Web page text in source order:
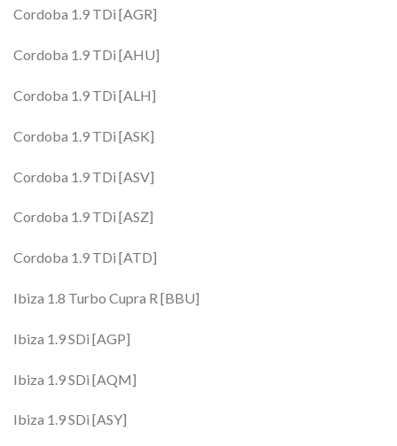
Cordoba 1.9 TDi [AGR]
Cordoba 1.9 TDi [AHU]
Cordoba 1.9 TDi [ALH]
Cordoba 1.9 TDi [ASK]
Cordoba 1.9 TDi [ASV]
Cordoba 1.9 TDi [ASZ]
Cordoba 1.9 TDi [ATD]
Ibiza 1.8 Turbo Cupra R [BBU]
Ibiza 1.9 SDi [AGP]
Ibiza 1.9 SDi [AQM]
Ibiza 1.9 SDi [ASY]